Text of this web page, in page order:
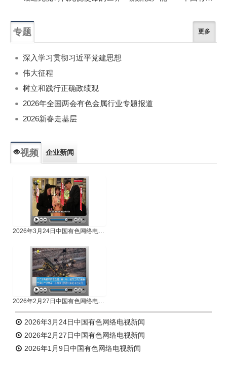
专题 更多
深入学习贯彻习近平党建思想
伟大征程
树立和践行正确政绩观
2026年全国两会有色金属行业专题报道
2026新春走基层
视频 企业新闻
2026年3月24日中国有色网络电视新闻
2026年2月27日中国有色网络电视新闻
2026年3月24日中国有色网络电视新闻
2026年2月27日中国有色网络电视新闻
2026年1月9日中国有色网络电视新闻